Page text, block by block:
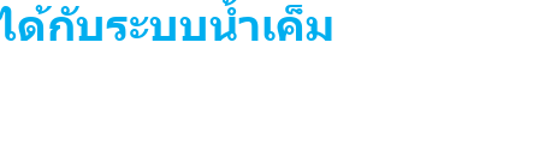
ด้กับระบบน้ำเค็ม